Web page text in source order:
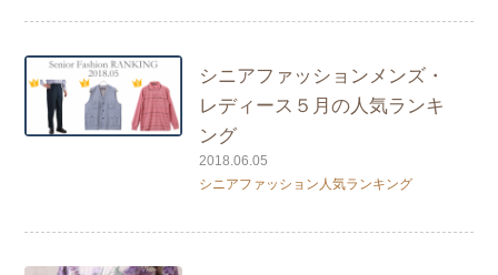
シニアファッションメンズ・
レディース５月の人気ランキ
ング
2018.06.05
シニアファッション人気ランキング